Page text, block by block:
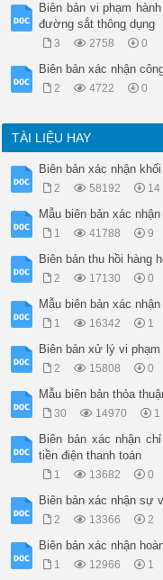
Biên bản vi phạm
đường sắt thông dụng
3 2758 0
Biên bản xác nhận
2 4722 0
TÀI LIỆU HAY
Biên bản xác nhận
2 58192 14
Mẫu biên bản xác
1 41788 9
Biên bản thu hồi hàng
2 17130 0
Mẫu biên bản xác
1 16342 1
Biên bản xử lý vi
2 15808 0
Mẫu biên bản thỏa
30 14970 1
Biên bản xác nhận
tiền điện thanh toán
1 13682 0
Biên bản xác nhận sự
2 13366 2
Biên bản xác nhận
1 12966 1